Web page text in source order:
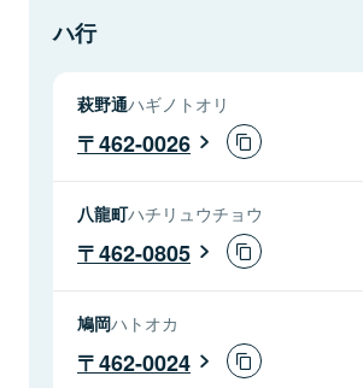
ハ行
萩野通ハギノトオリ
462-0026
八龍町ハチリュウチョウ
462-0805
鳩岡ハトオカ
462-0024